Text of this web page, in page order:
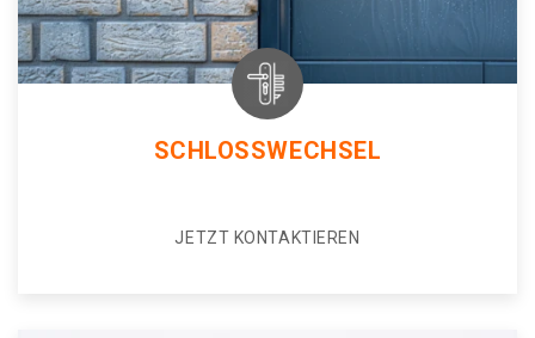
SCHLOSSWECHSEL
JETZT KONTAKTIEREN